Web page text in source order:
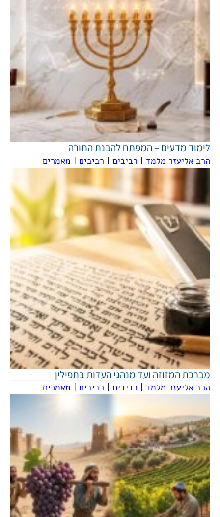
לימוד מדעים – המפתח להבנת התורה
הרב אליעזר מלמד | רביבים | רביבים | מאמרים
מברכת המזוזה ועד מנהגי העדות בתפילין
הרב אליעזר מלמד | רביבים | רביבים | מאמרים